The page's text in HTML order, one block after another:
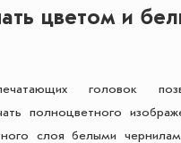
цветом и
головок
полноцветного
слоя белыми